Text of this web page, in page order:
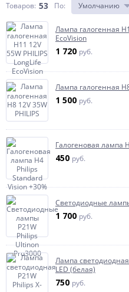
Товаров: 53 По: Умолчанию
Лампа галогенная
EcoVision
1 720 руб.
Лампа галогенная
1 500 руб.
Галогеновая лампа
450 руб.
Светодиодные
1 700 руб.
Лампа
LED (белая)
750 руб.